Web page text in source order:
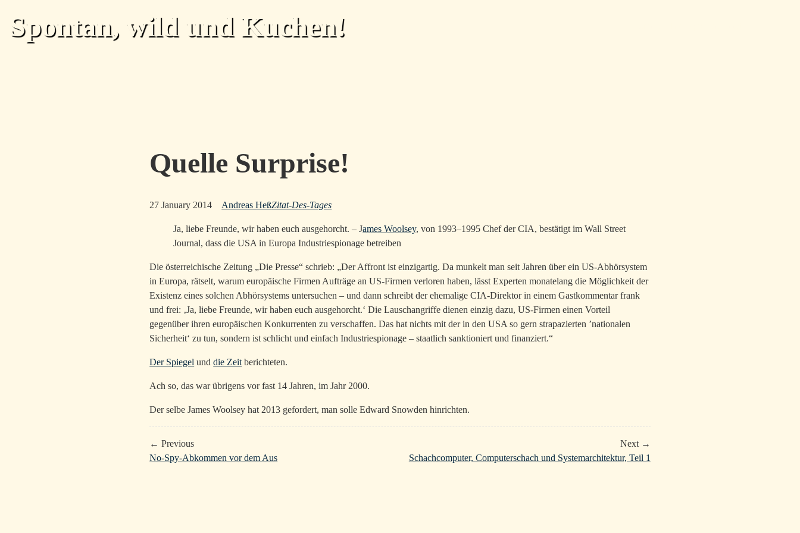
Spontan, wild und Kuchen!
Quelle Surprise!
27 January 2014 Andreas HeßZitat-Des-Tages
Ja, liebe Freunde, wir haben euch ausgehorcht. – James Woolsey, von 1993–1995 Chef der CIA, bestätigt im Wall Street
Journal, dass die USA in Europa Industriespionage betreiben
Die österreichische Zeitung „Die Presse“ schrieb: „Der Affront ist einzigartig. Da munkelt man seit Jahren über ein US-Abhörsystem
in Europa, rätselt, warum europäische Firmen Aufträge an US-Firmen verloren haben, lässt Experten monatelang die Möglichkeit der
Existenz eines solchen Abhörsystems untersuchen – und dann schreibt der ehemalige CIA-Direktor in einem Gastkommentar frank
und frei: ‚Ja, liebe Freunde, wir haben euch ausgehorcht.‘ Die Lauschangriffe dienen einzig dazu, US-Firmen einen Vorteil
gegenüber ihren europäischen Konkurrenten zu verschaffen. Das hat nichts mit der in den USA so gern strapazierten ’nationalen
Sicherheit‘ zu tun, sondern ist schlicht und einfach Industriespionage – staatlich sanktioniert und finanziert.“
Der Spiegel unddie Zeit berichteten.
Ach so, das war übrigens vor fast 14 Jahren, im Jahr 2000.
Der selbe James Woolsey hat 2013 gefordert, man solle Edward Snowden hinrichten.
← Previous
No-Spy-Abkommen vor dem Aus
Next →
Schachcomputer, Computerschach und Systemarchitektur, Teil 1